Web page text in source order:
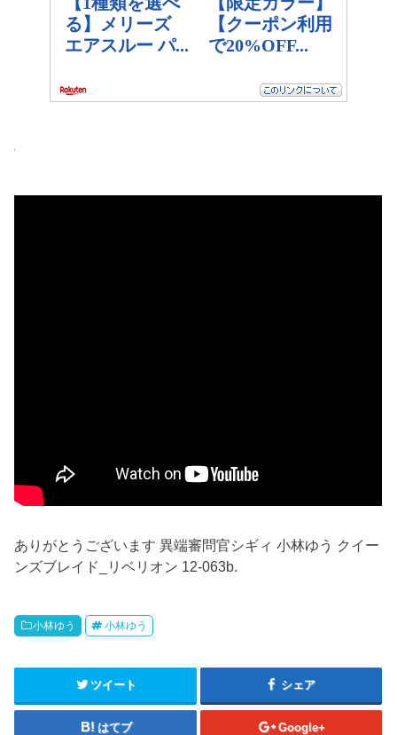
ありがとうございます 異端審問官シギィ 小林ゆう クイー
ンズブレイド_リベリオン 12-063b.
小林ゆう 小林ゆう
ツイート シェア
はてブ Google+